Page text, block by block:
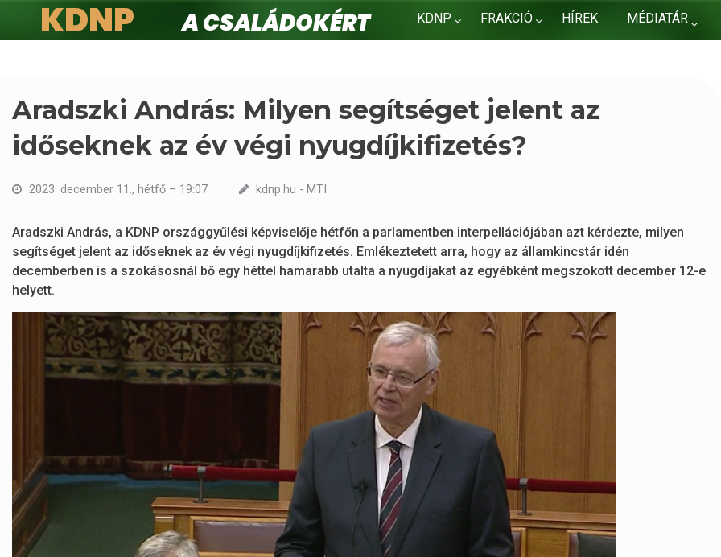
KDNP FRAKCIÓ HÍREK MÉDIATÁR
KDNP
A családokért.
Aradszki András: Milyen segítséget jelent az
időseknek az év végi nyugdíjkifizetés?
2023. december 11., hétfő – 19:07 kdnp.hu - MTI
Aradszki András, a KDNP országgyűlési képviselője hétfőn a parlamentben interpellációjában azt kérdezte, milyen
segítséget jelent az időseknek az év végi nyugdíjkifizetés. Emlékeztetett arra, hogy az államkincstár idén
decemberben is a szokásosnál bő egy héttel hamarabb utalta a nyugdíjakat az egyébként megszokott december 12-e
helyett.